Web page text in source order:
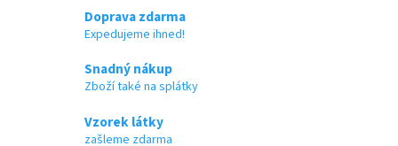
Doprava zdarma
Expedujeme ihned!
Snadný nákup
Zboží také na splátky
Vzorek látky
zašleme zdarma